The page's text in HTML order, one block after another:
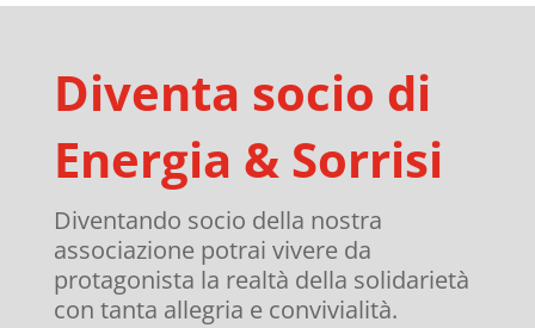
Diventa socio di
Energia & Sorrisi
Diventando socio della nostra
associazione potrai vivere da
protagonista la realtà della solidarietà
con tanta allegria e convivialità.